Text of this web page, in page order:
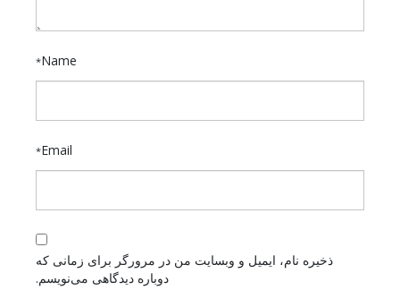
Name
*
Email
*
ذخیره نام، ایمیل و وبسایت من در مرورگر برای زمانی که
دوباره دیدگاهی می‌نویسم.